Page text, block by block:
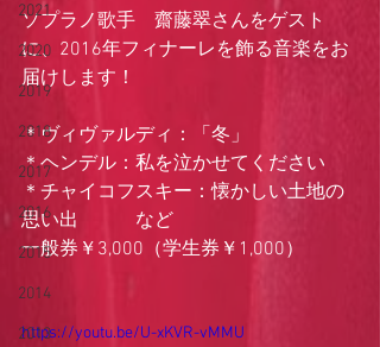
2021
2020
2019
2018
2017
2016
2015
2014
2013
ソプラノ歌手　齋藤翠さんをゲスト
に、2016年フィナーレを飾る音楽をお
届けします！
＊ヴィヴァルディ：「冬」
＊ヘンデル：私を泣かせてください
＊チャイコフスキー：懐かしい土地の
思い出　　　など
一般券￥3,000（学生券￥1,000）
https://youtu.be/U-xKVR-vMMU